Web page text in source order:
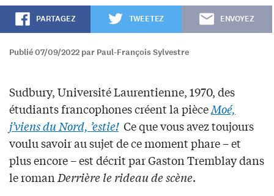
PARTAGEZ TWEETEZ ENVOYEZ
Publié 07/09/2022 par Paul-François Sylvestre
Sudbury, Université Laurentienne, 1970, des
étudiants francophones créent la pièceMoé,
j’viens du Nord, ’estie! Ce que vous avez toujours
voulu savoir au sujet de ce moment phare – et
plus encore – est décrit par Gaston Tremblay dans
le roman Derrière le rideau de scène.